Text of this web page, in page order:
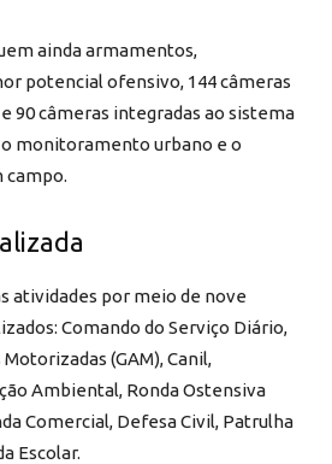
ainda armamentos,
potencial ofensivo, 144 câmeras
90 câmeras integradas ao sistema
monitoramento urbano e o
campo.
atividades por meio de nove
Comando do Serviço Diário,
(GAM), Canil,
Ambiental, Ronda Ostensiva
Comercial, Defesa Civil, Patrulha
Escolar.